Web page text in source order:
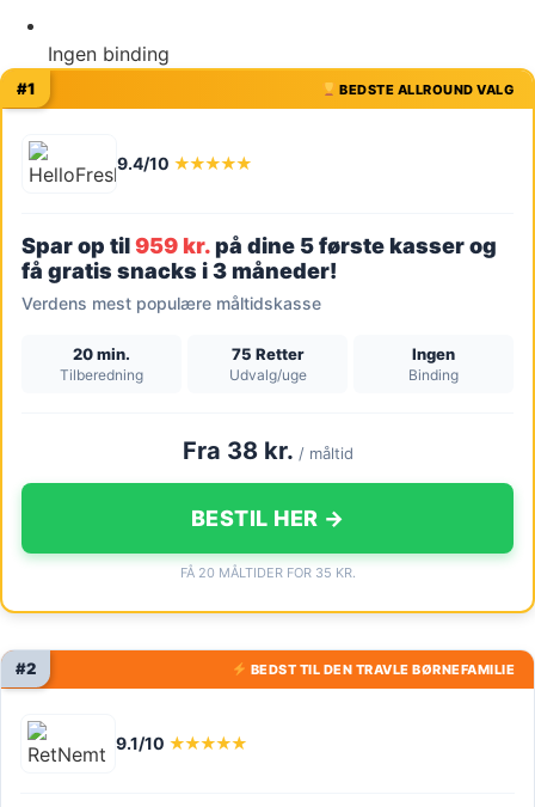
Ingen binding
BEDSTE ALLROUND VALG
#1
9.4/10 ★★★★★
Spar op til959 kr.på dine 5 første kasser og
få gratis snacks i 3 måneder!
Verdens mest populære måltidskasse
20 min.
Tilberedning
75 Retter
Udvalg/uge
Ingen
Binding
Fra 38 kr. / måltid
BESTIL HER →
FÅ 20 MÅLTIDER FOR 35 KR.
BEDST TIL DEN TRAVLE BØRNEFAMILIE
#2
9.1/10 ★★★★★